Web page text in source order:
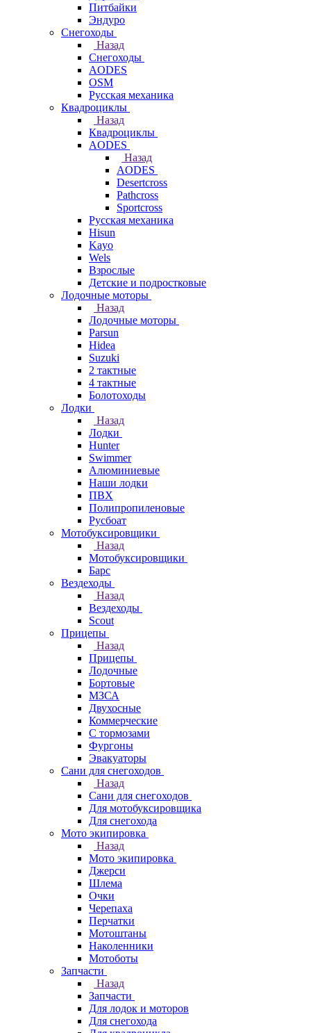
Питбайки
Эндуро
Снегоходы
Назад
Снегоходы
AODES
OSM
Русская механика
Квадроциклы
Назад
Квадроциклы
AODES
Назад
AODES
Desertcross
Pathcross
Sportcross
Русская механика
Hisun
Kayo
Wels
Взрослые
Детские и подростковые
Лодочные моторы
Назад
Лодочные моторы
Parsun
Hidea
Suzuki
2 тактные
4 тактные
Болотоходы
Лодки
Назад
Лодки
Hunter
Swimmer
Алюминиевые
Наши лодки
ПВХ
Полипропиленовые
Русбоат
Мотобуксировщики
Назад
Мотобуксировщики
Барс
Вездеходы
Назад
Вездеходы
Scout
Прицепы
Назад
Прицепы
Лодочные
Бортовые
МЗСА
Двухосные
Коммерческие
С тормозами
Фургоны
Эвакуаторы
Сани для снегоходов
Назад
Сани для снегоходов
Для мотобуксировщика
Для снегохода
Мото экипировка
Назад
Мото экипировка
Джерси
Шлема
Очки
Черепаха
Перчатки
Мотоштаны
Наколенники
Мотоботы
Запчасти
Назад
Запчасти
Для лодок и моторов
Для снегохода